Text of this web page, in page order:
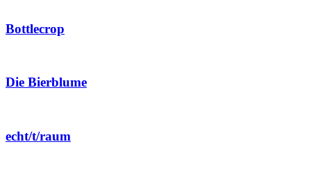
Bottlecrop
Die Bierblume
echt/t/raum